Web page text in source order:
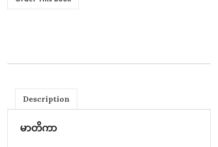
Description
မာတိကာ